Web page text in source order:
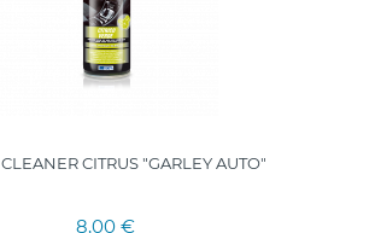
CITRUS "GARLEY AUTO"
8,00 €